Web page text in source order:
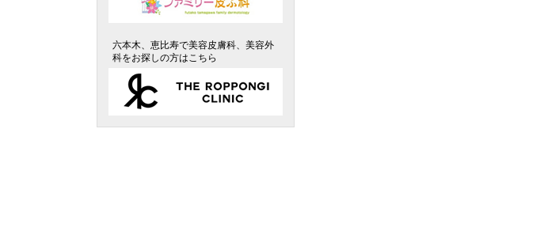
六本木、恵比寿で美容皮膚科、美容外
科をお探しの方はこちら